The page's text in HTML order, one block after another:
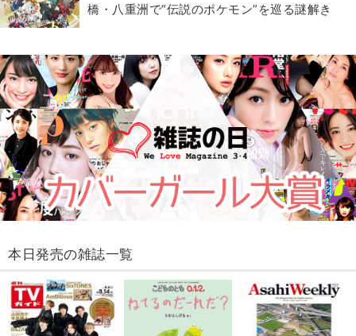
橋・八重洲で“伝説のポケモン”を巡る謎解き
本日発売の雑誌一覧